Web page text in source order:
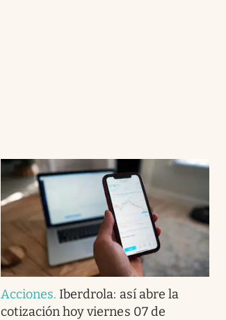
Acciones. Iberdrola: así abre la
cotización hoy viernes 07 de